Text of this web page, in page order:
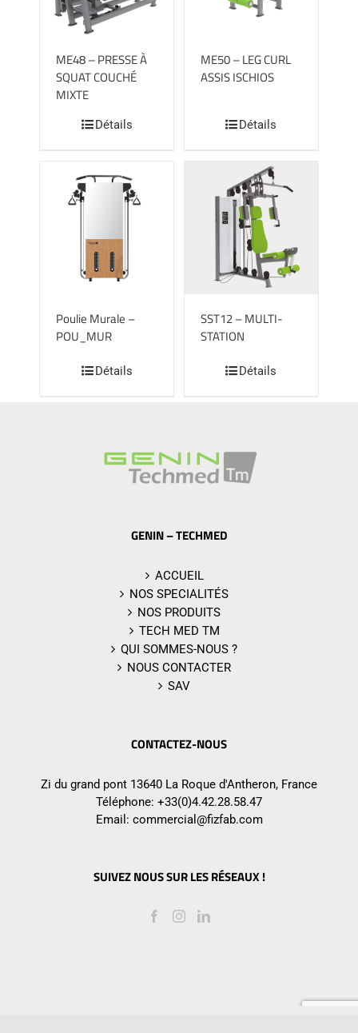
ME48 – PRESSE À
SQUAT COUCHÉ
MIXTE
Détails
ME50 – LEG CURL
ASSIS ISCHIOS
Détails
Poulie Murale –
POU_MUR
Détails
SST12 – MULTI-
STATION
Détails
GENIN – TECHMED
ACCUEIL
NOS SPECIALITÉS
NOS PRODUITS
TECH MED TM
QUI SOMMES-NOUS ?
NOUS CONTACTER
SAV
CONTACTEZ-NOUS
Zi du grand pont 13640 La Roque d'Antheron, France
Téléphone: +33(0)4.42.28.58.47
Email: commercial@fizfab.com
SUIVEZ NOUS SUR LES RÉSEAUX !